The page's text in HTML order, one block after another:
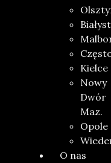
Kielce
Nowy
Dwór
Maz.
Opole
O nas